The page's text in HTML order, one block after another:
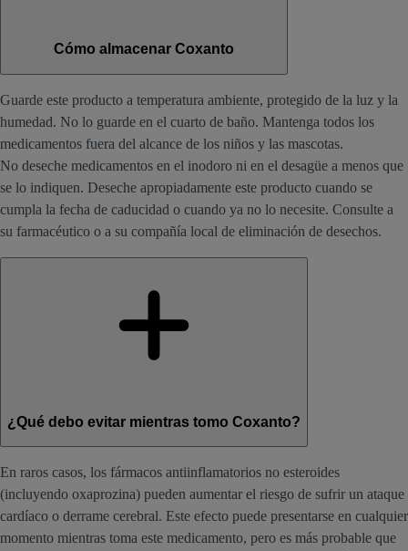
Cómo almacenar Coxanto
Guarde este producto a temperatura ambiente, protegido de la luz y la
humedad. No lo guarde en el cuarto de baño. Mantenga todos los
medicamentos fuera del alcance de los niños y las mascotas.
No deseche medicamentos en el inodoro ni en el desagüe a menos que
se lo indiquen. Deseche apropiadamente este producto cuando se
cumpla la fecha de caducidad o cuando ya no lo necesite. Consulte a
su farmacéutico o a su compañía local de eliminación de desechos.
¿Qué debo evitar mientras tomo Coxanto?
En raros casos, los fármacos antiinflamatorios no esteroides
(incluyendo oxaprozina) pueden aumentar el riesgo de sufrir un ataque
cardíaco o derrame cerebral. Este efecto puede presentarse en cualquier
momento mientras toma este medicamento, pero es más probable que